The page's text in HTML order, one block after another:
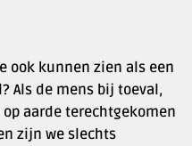
ook kunnen zien als een
Als de mens bij toeval,
aarde terechtgekomen
zijn we slechts